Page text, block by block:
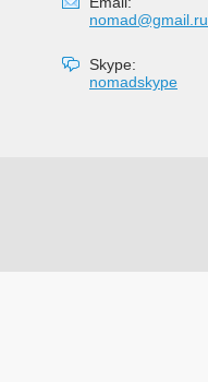
nomad@gmail.ru
Skype:
nomadskype